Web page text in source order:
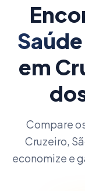
Saúde
em
Compare
Cruzeiro,
economize e